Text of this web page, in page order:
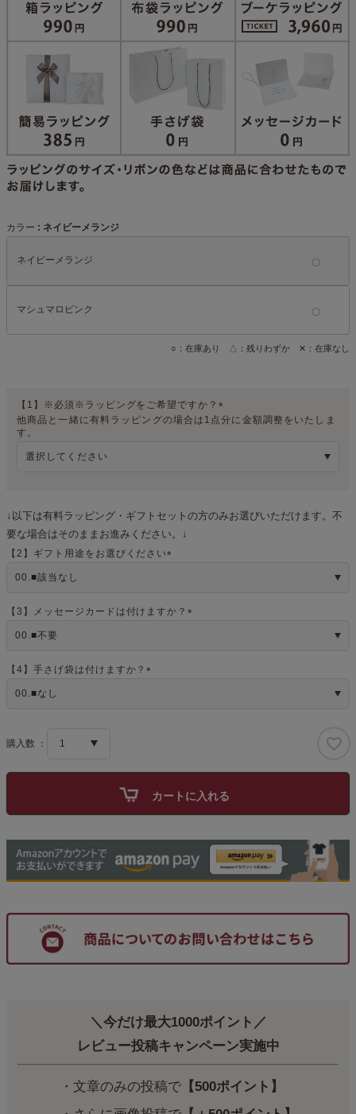
【1】※必須※ラッピングをご希望ですか？
(
他商品と一緒に有料ラッピングの場合は1点分に金額調整をいたしま
す。
↓以下は有料ラッピング・ギフトセットの方のみお選びいただけます。不
要な場合はそのままお進みください。↓
【2】ギフト用途をお選びください
)
【3】メッセージカードは付けますか？
【4】手さげ袋は付けますか？
カラー ネイビーメランジ
ネイビーメランジ
マシュマロピンク
○：在庫あり △：残りわずか ✕：在庫なし
カートに入れる
＼今だけ最大1000ポイント／
レビュー投稿キャンペーン実施中
・文章のみの投稿で【500ポイント】